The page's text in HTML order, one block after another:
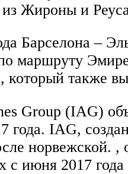
Жироны и
Барселона –
маршруту
который также
Group (IAG)
года. IAG,
норвежской. ,
с июня 2017